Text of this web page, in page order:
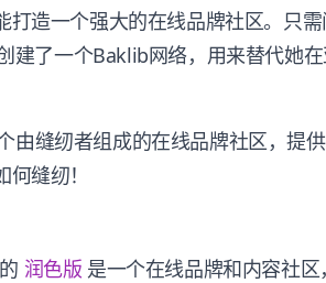
打造一个强大的在线品牌社区。只
建了一个Baklib网络，用来替代她
由缝纫者组成的在线品牌社区，提
缝纫！
润色版 是一个在线品牌和内容社